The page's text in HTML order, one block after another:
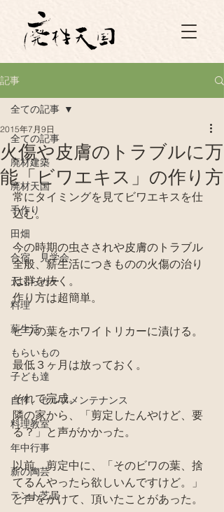
記事
全ての記事
廃材建築
廃材天国
手作り
田畑
合宿、見学会
天ぷらカー
料理
薪生活
もらいもの
子ども達
自作、セルフメンテナンス
料理教室
年中行事
薪の陶芸
テント芝居
全ての記事
火傷や皮膚のトラブルに万
能「ビワエキス」の作り方
2015年7月9日
常にタイミングを見てビワエキスを仕
込む。
今の時期の虫さされや皮膚のトラブル
全般、薪生活につきものの火傷の治り
は群を抜く。
作り方は超簡単。
ビワの葉をホワイトリカーに漬ける。
最低３ヶ月は放っておく。
それで完成。
隣の家から、「剪定したんやけど、要
る？」と声がかかった。
以前、剪定中に、「そのビワの葉、捨
てるんやったら欲しいんですけど。」
と声をかけて、頂いたことがあった。